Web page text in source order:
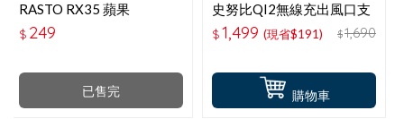
已售完
RASTO RX35 蘋果
LIGHTNING 充電傳輸線雙
入組1M＋2M
$ 249
購物車
史努比QI2無線充出風口支
架-紅屋
$1,499 (現省$191) $1,690